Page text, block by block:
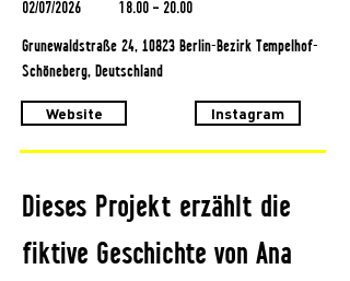
02/07/2026 18.00 - 20.00
Grunewaldstraße 24, 10823 Berlin-Bezirk Tempelhof-
Schöneberg, Deutschland
Website Instagram
Dieses Projekt erzählt die
fiktive Geschichte von Ana